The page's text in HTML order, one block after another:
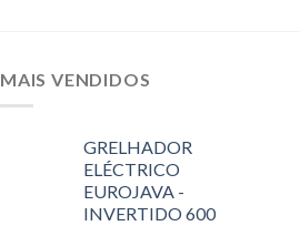
MAIS VENDIDOS
GRELHADOR
ELÉCTRICO
EUROJAVA -
INVERTIDO 600